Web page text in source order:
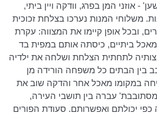
' - אוזני המן בפרג, וודקה ויין ביתי,
משלוחי המנות נערכו בצלחת זכוכית
ובכל אופן קיימו את המצווה: עקרת
ביתיים, כיסתה אותם במפית בד
לתחתית הצלחת ושלחה את ילדיה
בין הבתים כל משפחה הורידה מן
במקומו מאכל אחר והדקה שוב את
עברה בין תושבי העירה,
כפי יכולתם ואפשרותם. סעודת הפורים